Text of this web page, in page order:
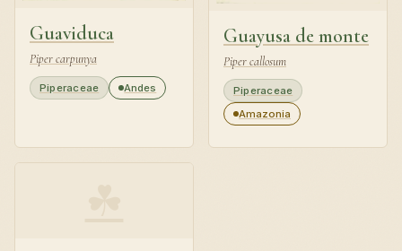
Guaviduca
Piper carpunya
Piperaceae Andes
Guayusa de monte
Piper callosum
Piperaceae
Amazonia